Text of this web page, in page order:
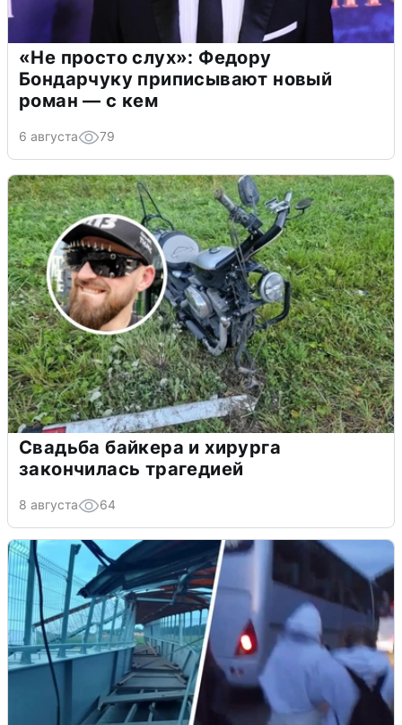
«Не просто слух»: Федору
Бондарчуку приписывают новый
роман — с кем
6 августа 79
Свадьба байкера и хирурга
закончилась трагедией
8 августа 64